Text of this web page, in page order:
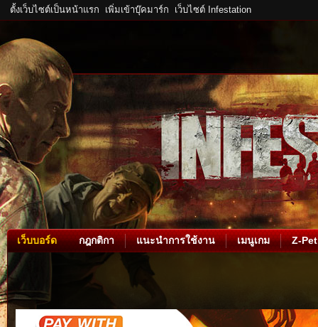
ตั้งเว็บไซต์เป็นหน้าแรก เพิ่มเข้าบุ๊คมาร์ก เว็บไซต์ Infestation
เว็บบอร์ด กฎกติกา แนะนำการใช้งาน เมนูเกม Z-Pet